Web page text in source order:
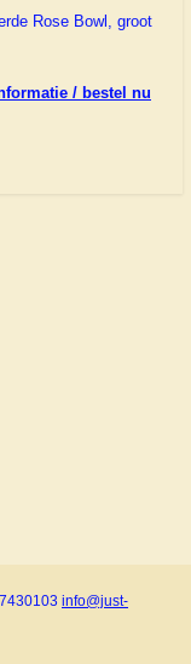
Rose Bowl, groot
/ bestel nu
info@just-